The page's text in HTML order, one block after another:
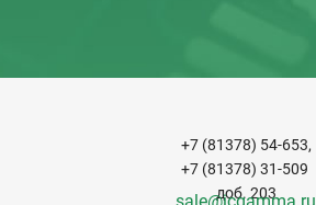
+7 (81378) 54-653,
+7 (81378) 31-509
доб. 203